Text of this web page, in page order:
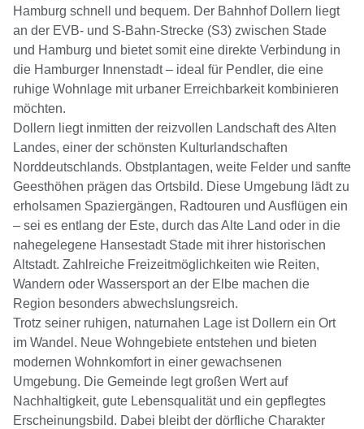
Hamburg schnell und bequem. Der Bahnhof Dollern liegt
an der EVB- und S-Bahn-Strecke (S3) zwischen Stade
und Hamburg und bietet somit eine direkte Verbindung in
die Hamburger Innenstadt – ideal für Pendler, die eine
ruhige Wohnlage mit urbaner Erreichbarkeit kombinieren
möchten.
Dollern liegt inmitten der reizvollen Landschaft des Alten
Landes, einer der schönsten Kulturlandschaften
Norddeutschlands. Obstplantagen, weite Felder und sanfte
Geesthöhen prägen das Ortsbild. Diese Umgebung lädt zu
erholsamen Spaziergängen, Radtouren und Ausflügen ein
– sei es entlang der Este, durch das Alte Land oder in die
nahegelegene Hansestadt Stade mit ihrer historischen
Altstadt. Zahlreiche Freizeitmöglichkeiten wie Reiten,
Wandern oder Wassersport an der Elbe machen die
Region besonders abwechslungsreich.
Trotz seiner ruhigen, naturnahen Lage ist Dollern ein Ort
im Wandel. Neue Wohngebiete entstehen und bieten
modernen Wohnkomfort in einer gewachsenen
Umgebung. Die Gemeinde legt großen Wert auf
Nachhaltigkeit, gute Lebensqualität und ein gepflegtes
Erscheinungsbild. Dabei bleibt der dörfliche Charakter